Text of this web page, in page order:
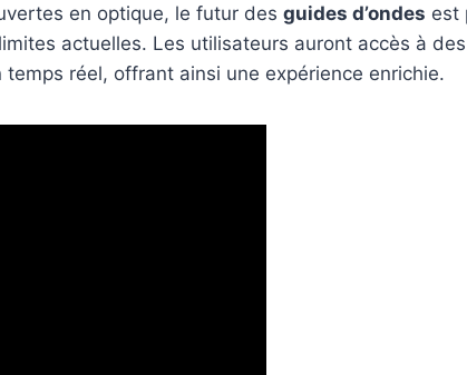
en optique, le futur des guides d’ondes est
actuelles. Les utilisateurs auront accès à
réel, offrant ainsi une expérience enrichie.